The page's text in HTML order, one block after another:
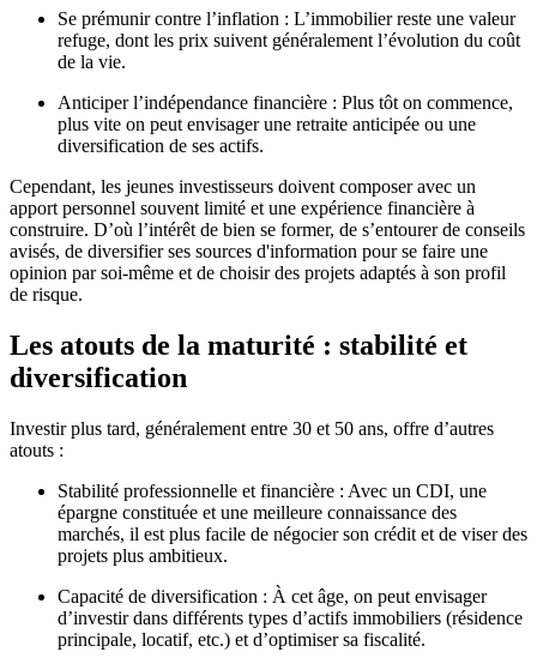
Se prémunir contre l’inflation : L’immobilier reste une valeur
refuge, dont les prix suivent généralement l’évolution du coût
de la vie.
Anticiper l’indépendance financière : Plus tôt on commence,
plus vite on peut envisager une retraite anticipée ou une
diversification de ses actifs.
Cependant, les jeunes investisseurs doivent composer avec un
apport personnel souvent limité et une expérience financière à
construire. D’où l’intérêt de bien se former, de s’entourer de conseils
avisés, de diversifier ses sources d'information pour se faire une
opinion par soi-même et de choisir des projets adaptés à son profil
de risque.
Les atouts de la maturité : stabilité et
diversification
Investir plus tard, généralement entre 30 et 50 ans, offre d’autres
atouts :
Stabilité professionnelle et financière : Avec un CDI, une
épargne constituée et une meilleure connaissance des
marchés, il est plus facile de négocier son crédit et de viser des
projets plus ambitieux.
Capacité de diversification : À cet âge, on peut envisager
d’investir dans différents types d’actifs immobiliers (résidence
principale, locatif, etc.) et d’optimiser sa fiscalité.